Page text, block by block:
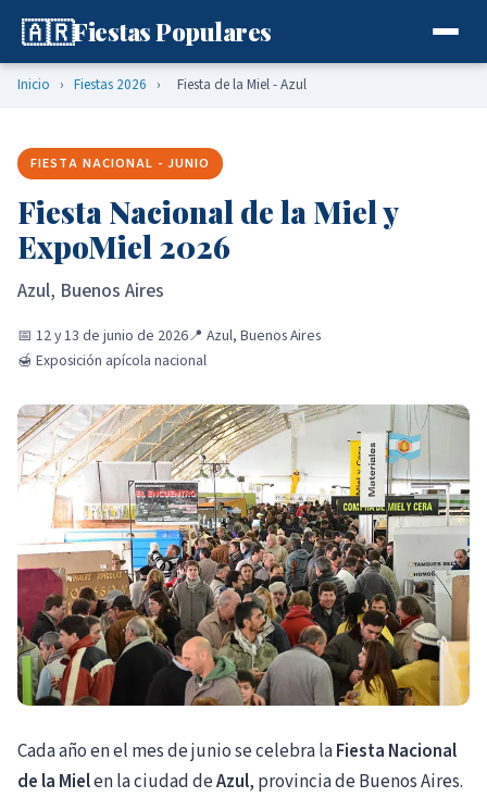
🇦🇷Fiestas Populares
Inicio › Fiestas 2026 › Fiesta de la Miel - Azul
FIESTA NACIONAL - JUNIO
Fiesta Nacional de la Miel y
ExpoMiel 2026
Azul, Buenos Aires
📅 12 y 13 de junio de 2026📍 Azul, Buenos Aires
🍯 Exposición apícola nacional
Cada año en el mes de junio se celebra laFiesta Nacional
de la Mielen la ciudad deAzul, provincia de Buenos Aires.